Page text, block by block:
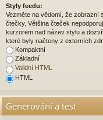
Styly feedu:
Vezměte na vědomí, že zobrazní
čtečky. Většina čteček
kurzorem nad název stylu a
které byly načteny z externích
Kompaktní
Základní
Validní HTML
HTML
Generování a test